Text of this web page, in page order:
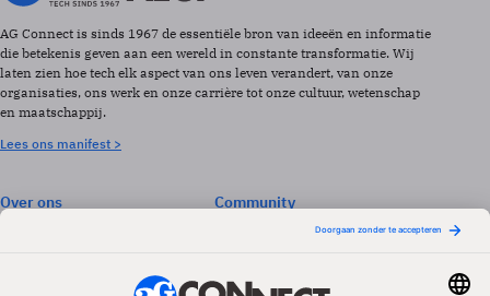
AG Connect is sinds 1967 de essentiële bron van ideeën en informatie
die betekenis geven aan een wereld in constante transformatie. Wij
laten zien hoe tech elk aspect van ons leven verandert, van onze
organisaties, ons werk en onze carrière tot onze cultuur, wetenschap
en maatschappij.
Lees ons manifest >
Over ons
Community
Events & Opleidingen
Vacatures